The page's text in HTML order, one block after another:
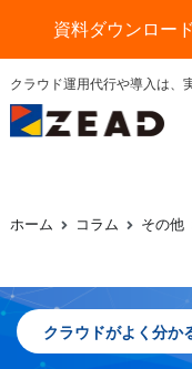
ン
ツ
ッ
資料ダウンロード
クラウド運用代行や導入は、
ジード
クラウドの運用や導入は
ホーム コラム その他
クラウドがよく分か